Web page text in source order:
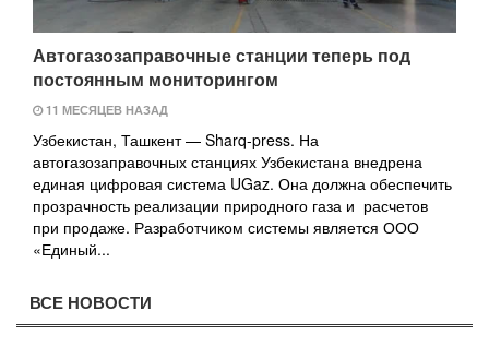
Автогазозаправочные станции теперь под
постоянным мониторингом
11 МЕСЯЦЕВ НАЗАД
Узбекистан, Ташкент — Sharq-press. На
автогазозаправочных станциях Узбекистана внедрена
единая цифровая система UGaz. Она должна обеспечить
прозрачность реализации природного газа и расчетов
при продаже. Разработчиком системы является ООО
«Единый...
ВСЕ НОВОСТИ